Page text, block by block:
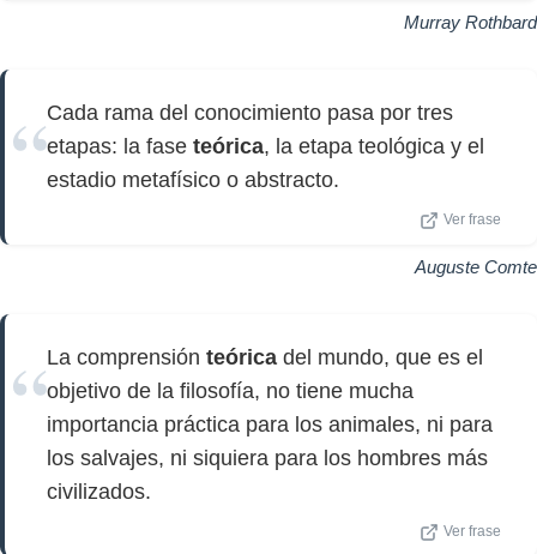
Murray Rothbard
Cada rama del conocimiento pasa por tres
etapas: la fase teórica, la etapa teológica y el
estadio metafísico o abstracto.
Ver frase
Auguste Comte
La comprensión teórica del mundo, que es el
objetivo de la filosofía, no tiene mucha
importancia práctica para los animales, ni para
los salvajes, ni siquiera para los hombres más
civilizados.
Ver frase